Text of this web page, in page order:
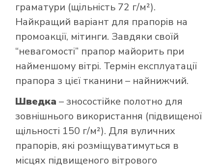
граматури (щільність 72 г/м²).
Найкращий варіант для прапорів на
промоакції, мітинги. Завдяки своїй
“невагомості” прапор майорить при
найменшому вітрі. Термін експлуатації
прапора з цієї тканини – найнижчий.
Шведка – зносостійке полотно для
зовнішнього використання (підвищеної
щільності 150 г/м²). Для вуличних
прапорів, які розміщуватимуться в
місцях підвищеного вітрового